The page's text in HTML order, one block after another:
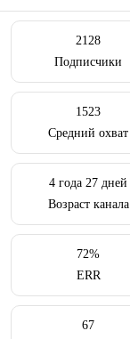
2128
Подписчики
1523
Средний охват
4 года 27 дней
Возраст канала
72%
ERR
67